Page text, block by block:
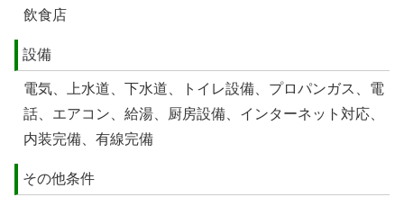
飲食店
設備
電気、上水道、下水道、トイレ設備、プロパンガス、電
話、エアコン、給湯、厨房設備、インターネット対応、
内装完備、有線完備
その他条件